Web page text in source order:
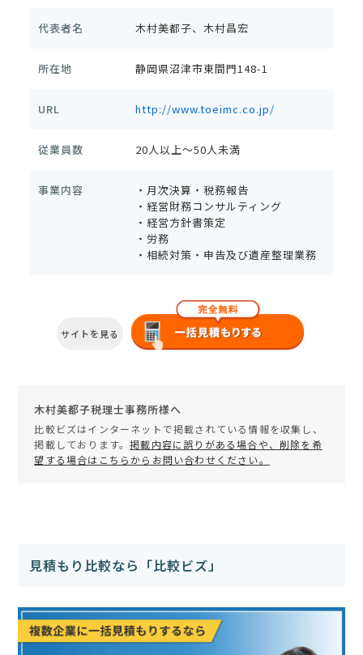
代表者名 木村美都子、木村昌宏
所在地 静岡県沼津市東間門148-1
URL http://www.toeimc.co.jp/
従業員数 20人以上～50人未満
事業内容
・月次決算・税務報告
・経営財務コンサルティング
・経営方針書策定
・労務
・相続対策・申告及び遺産整理業務
サイトを見る
木村美都子税理士事務所様へ
比較ビズはインターネットで掲載されている情報を収集し、
掲載しております。掲載内容に誤りがある場合や、削除を希
望する場合はこちらからお問い合わせください。
見積もり比較なら「比較ビズ」